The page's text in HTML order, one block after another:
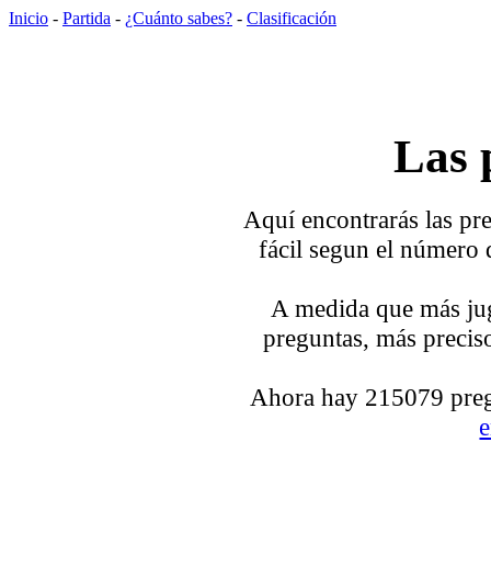
Inicio - Partida - ¿Cuánto sabes? - Clasificación
Las
Aquí encontrarás las
fácil segun el número
A medida que más
preguntas, más
Ahora hay 215079